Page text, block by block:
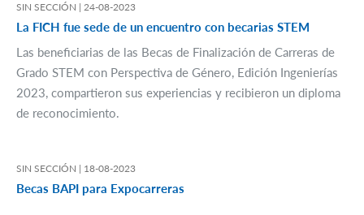
SIN SECCIÓN | 24-08-2023
La FICH fue sede de un encuentro con becarias STEM
Las beneficiarias de las Becas de Finalización de Carreras de
Grado STEM con Perspectiva de Género, Edición Ingenierías
2023, compartieron sus experiencias y recibieron un diploma
de reconocimiento.
SIN SECCIÓN | 18-08-2023
Becas BAPI para Expocarreras